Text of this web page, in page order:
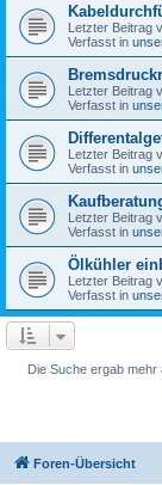
Letzter Beitrag
Verfasst in
Letzter Beitrag
Verfasst in
Letzter Beitrag
Verfasst in
Letzter Beitrag
Verfasst in
Ölkühler
Letzter Beitrag
Verfasst in
Die Suche ergab
Foren-Übersicht